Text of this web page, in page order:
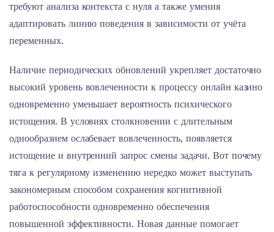
требуют анализа контекста с нуля а также умения
адаптировать линию поведения в зависимости от учёта
переменных.
Наличие периодических обновлений укрепляет достаточно
высокий уровень вовлеченности к процессу онлайн казино
одновременно уменьшает вероятность психического
истощения. В условиях столкновении с длительным
однообразием ослабевает вовлеченность, появляется
истощение и внутренний запрос смены задачи. Вот почему
тяга к регулярному изменению нередко может выступать
закономерным способом сохранения когнитивной
работоспособности одновременно обеспечения
повышенной эффективности. Новая данные помогает